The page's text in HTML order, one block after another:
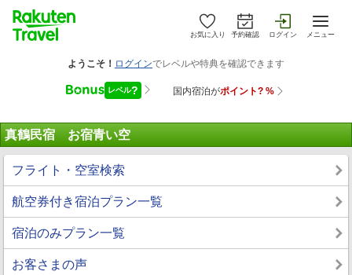
お気に入り 予約確認 ログイン メニュー
真鶴民宿 お宿青い空
フライト・空室検索
航空券付き宿泊プラン一覧
宿泊のみプラン一覧
お客さまの声